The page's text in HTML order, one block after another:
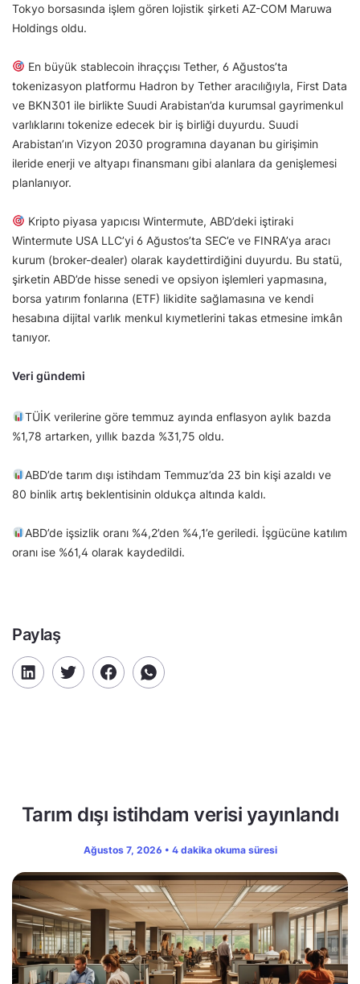
Tokyo borsasında işlem gören lojistik şirketi AZ-COM Maruwa
Holdings oldu.
En büyük stablecoin ihraççısı Tether, 6 Ağustos’ta
tokenizasyon platformu Hadron by Tether aracılığıyla, First Data
ve BKN301 ile birlikte Suudi Arabistan’da kurumsal gayrimenkul
varlıklarını tokenize edecek bir iş birliği duyurdu. Suudi
Arabistan’ın Vizyon 2030 programına dayanan bu girişimin
ileride enerji ve altyapı finansmanı gibi alanlara da genişlemesi
planlanıyor.
Kripto piyasa yapıcısı Wintermute, ABD’deki iştiraki
Wintermute USA LLC’yi 6 Ağustos’ta SEC’e ve FINRA’ya aracı
kurum (broker-dealer) olarak kaydettirdiğini duyurdu. Bu statü,
şirketin ABD’de hisse senedi ve opsiyon işlemleri yapmasına,
borsa yatırım fonlarına (ETF) likidite sağlamasına ve kendi
hesabına dijital varlık menkul kıymetlerini takas etmesine imkân
tanıyor.
Veri gündemi
TÜİK verilerine göre temmuz ayında enflasyon aylık bazda
%1,78 artarken, yıllık bazda %31,75 oldu.
ABD’de tarım dışı istihdam Temmuz’da 23 bin kişi azaldı ve
80 binlik artış beklentisinin oldukça altında kaldı.
ABD’de işsizlik oranı %4,2’den %4,1’e geriledi. İşgücüne katılım
oranı ise %61,4 olarak kaydedildi.
Paylaş
Tarım dışı istihdam verisi yayınlandı
Ağustos 7, 2026 • 4 dakika okuma süresi